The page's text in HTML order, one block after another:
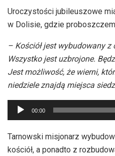
Uroczystości jubileuszowe
w Dolisie, gdzie
– Kościół jest wybudowany z
Wszystko jest uzbrojone.
Jest możliwość, że wierni,
niedziele znajdą miejsca
Odtwarzacz
plików
dźwiękowych
00:00
Tarnowski misjonarz
kościół, a ponadto z